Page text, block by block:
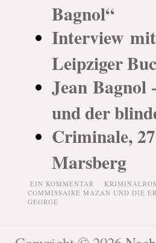
Bagnol“
Interview
Leipziger
Jean Bagnol
und der
Criminale,
Marsberg
EIN KOMMENTAR
COMMISSAIRE MAZAN UND DIE
GEORGE